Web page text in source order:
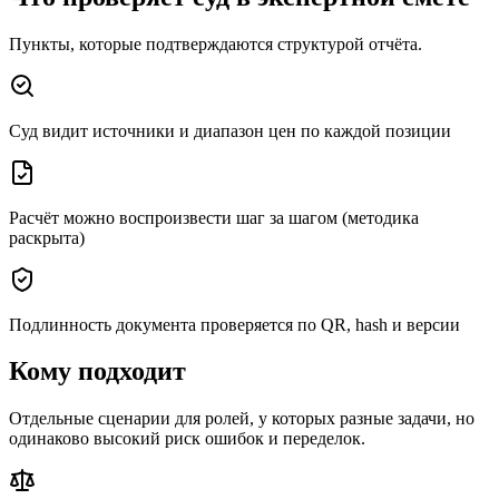
Пункты, которые подтверждаются структурой отчёта.
Суд видит источники и диапазон цен по каждой позиции
Расчёт можно воспроизвести шаг за шагом (методика
раскрыта)
Подлинность документа проверяется по QR, hash и версии
Кому подходит
Отдельные сценарии для ролей, у которых разные задачи, но
одинаково высокий риск ошибок и переделок.